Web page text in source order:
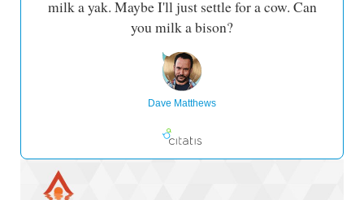
milk a yak. Maybe I'll just settle for a cow. Can
you milk a bison?
Dave Matthews